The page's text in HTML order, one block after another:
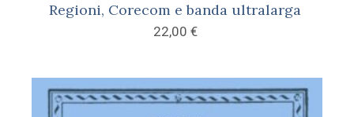
Regioni, Corecom e banda ultralarga
22,00 €